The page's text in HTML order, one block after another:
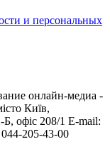
и персональных
онлайн-медиа -
Київ,
офіс 208/1 E-mail:
205-43-00